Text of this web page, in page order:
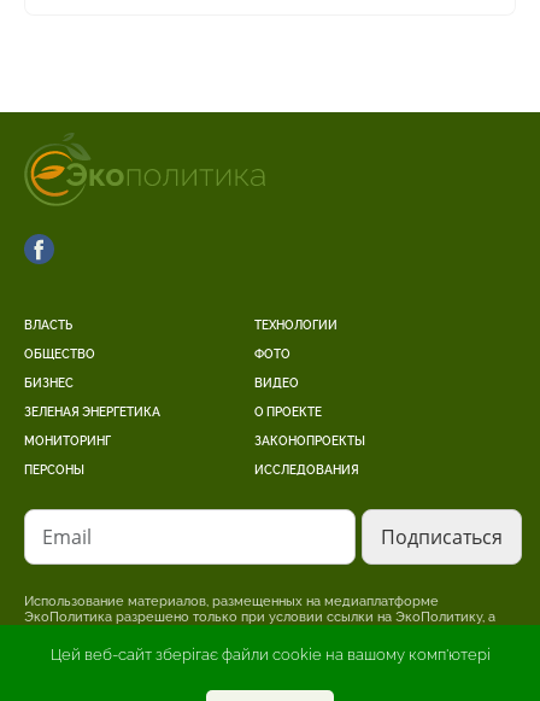
Цей веб-сайт зберігає файли cookie на вашому комп'ютері
ВЛАСТЬ
ОБЩЕСТВО
БИЗНЕС
ЗЕЛЕНАЯ ЭНЕРГЕТИКА
МОНИТОРИНГ
ПЕРСОНЫ
ТЕХНОЛОГИИ
ФОТО
ВИДЕО
О ПРОЕКТЕ
ЗАКОНОПРОЕКТЫ
ИССЛЕДОВАНИЯ
Email
Использование материалов, размещенных на медиаплатформе
ЭкоПолитика разрешено только при условии ссылки на ЭкоПолитику, а
систем, гиперссылки на страницу, где размещен оригинальный материал.
материале. За достоверность информации, опубликованной в рекламных